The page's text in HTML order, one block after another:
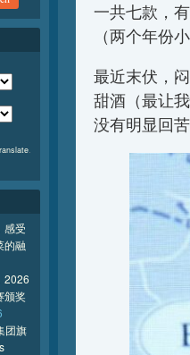
一共七款，
（两个年份
最近末伏，
甜酒（最让
没有明显回
.
感受
的融
2026
颁奖
团旗